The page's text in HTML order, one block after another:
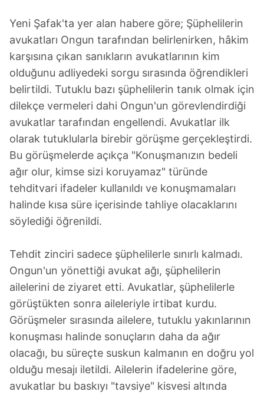
Yeni Şafak'ta yer alan habere göre; Şüphelilerin
avukatları Ongun tarafından belirlenirken, hâkim
karşısına çıkan sanıkların avukatlarının kim
olduğunu adliyedeki sorgu sırasında öğrendikleri
belirtildi. Tutuklu bazı şüphelilerin tanık olmak için
dilekçe vermeleri dahi Ongun'un görevlendirdiği
avukatlar tarafından engellendi. Avukatlar ilk
olarak tutuklularla birebir görüşme gerçekleştirdi.
Bu görüşmelerde açıkça "Konuşmanızın bedeli
ağır olur, kimse sizi koruyamaz" türünde
tehditvari ifadeler kullanıldı ve konuşmamaları
halinde kısa süre içerisinde tahliye olacaklarını
söylediği öğrenildi.
Tehdit zinciri sadece şüphelilerle sınırlı kalmadı.
Ongun'un yönettiği avukat ağı, şüphelilerin
ailelerini de ziyaret etti. Avukatlar, şüphelilerle
görüştükten sonra aileleriyle irtibat kurdu.
Görüşmeler sırasında ailelere, tutuklu yakınlarının
konuşması halinde sonuçların daha da ağır
olacağı, bu süreçte suskun kalmanın en doğru yol
olduğu mesajı iletildi. Ailelerin ifadelerine göre,
avukatlar bu baskıyı "tavsiye" kisvesi altında